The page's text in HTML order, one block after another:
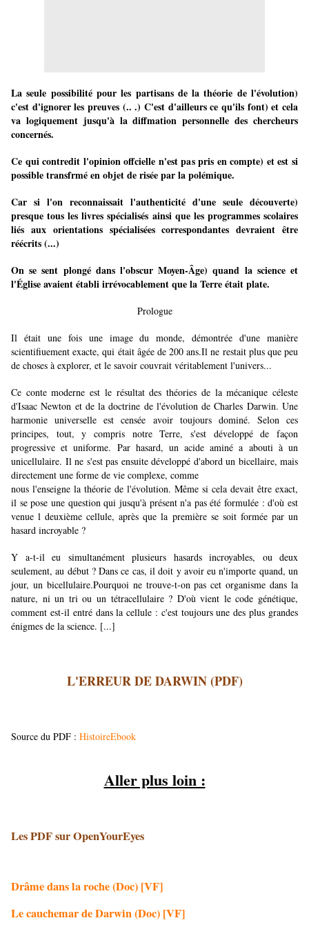
La seule possibilité pour les partisans de la théorie de l'évolution)
c'est d'ignorer les preuves (.. .) C'est d'ailleurs ce qu'ils font) et cela
va logiquement jusqu'à la diffmation personnelle des chercheurs
concernés.
Ce qui contredit l'opinion offcielle n'est pas pris en compte) et est si
possible transfrmé en objet de risée par la polémique.
Car si l'on reconnaissait l'authenticité d'une seule découverte)
presque tous les livres spécialisés ainsi que les programmes scolaires
liés aux orientations spécialisées correspondantes devraient être
réécrits (...)
On se sent plongé dans l'obscur Moyen-Âge) quand la science et
l'Église avaient établi irrévocablement que la Terre était plate.
Prologue
Il était une fois une image du monde, démontrée d'une manière
scientifiuement exacte, qui était âgée de 200 ans.Il ne restait plus que peu
de choses à explorer, et le savoir couvrait véritablement l'univers...
Ce conte moderne est le résultat des théories de la mécanique céleste
d'Isaac Newton et de la doctrine de l'évolution de Charles Darwin. Une
harmonie universelle est censée avoir toujours dominé. Selon ces
principes, tout, y compris notre Terre, s'est développé de façon
progressive et uniforme. Par hasard, un acide aminé a abouti à un
unicellulaire. Il ne s'est pas ensuite développé d'abord un bicellaire, mais
directement une forme de vie complexe, comme
nous l'enseigne la théorie de l'évolution. Même si cela devait être exact,
il se pose une question qui jusqu'à présent n'a pas été formulée : d'où est
venue l deuxième cellule, après que la première se soit formée par un
hasard incroyable ?
Y a-t-il eu simultanément plusieurs hasards incroyables, ou deux
seulement, au début ? Dans ce cas, il doit y avoir eu n'importe quand, un
jour, un bicellulaire.Pourquoi ne trouve-t-on pas cet organisme dans la
nature, ni un tri ou un tétracellulaire ? D'où vient le code génétique,
comment est-il entré dans la cellule : c'est toujours une des plus grandes
énigmes de la science. [...]
L'ERREUR DE DARWIN (PDF)
Source du PDF : HistoireEbook
Aller plus loin :
Les PDF sur OpenYourEyes
Drâme dans la roche (Doc) [VF]
Le cauchemar de Darwin (Doc) [VF]